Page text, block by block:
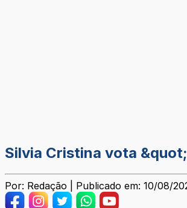
Silvia Cristina vota
Por: Redação | Publicado em: 10/08/